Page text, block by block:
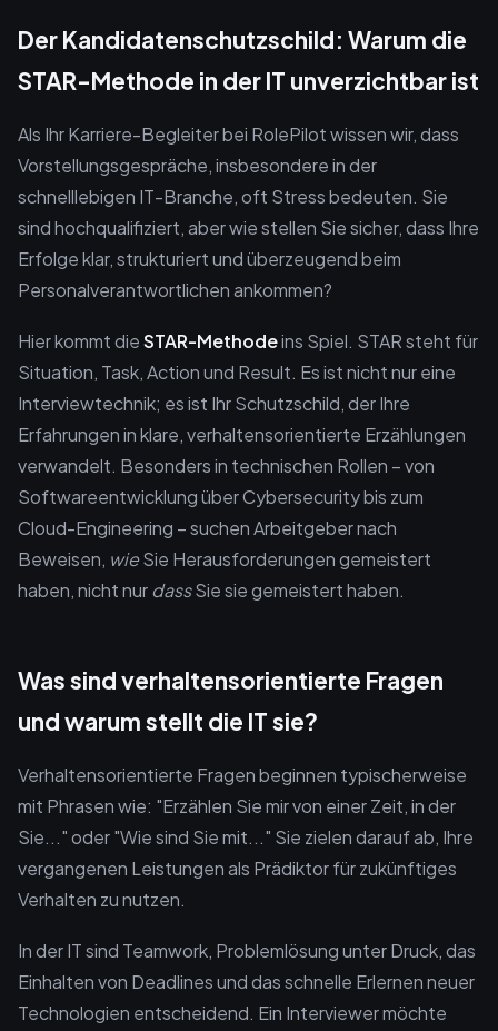
Der Kandidatenschutzschild: Warum die
STAR-Methode in der IT unverzichtbar ist
Als Ihr Karriere-Begleiter bei RolePilot wissen wir, dass
Vorstellungsgespräche, insbesondere in der
schnelllebigen IT-Branche, oft Stress bedeuten. Sie
sind hochqualifiziert, aber wie stellen Sie sicher, dass Ihre
Erfolge klar, strukturiert und überzeugend beim
Personalverantwortlichen ankommen?
Hier kommt dieSTAR-Methodeins Spiel. STAR steht für
Situation, Task, Action und Result. Es ist nicht nur eine
Interviewtechnik; es ist Ihr Schutzschild, der Ihre
Erfahrungen in klare, verhaltensorientierte Erzählungen
verwandelt. Besonders in technischen Rollen – von
Softwareentwicklung über Cybersecurity bis zum
Cloud-Engineering – suchen Arbeitgeber nach
Beweisen, wieSie Herausforderungen gemeistert
haben, nicht nurdassSie sie gemeistert haben.
Was sind verhaltensorientierte Fragen
und warum stellt die IT sie?
Verhaltensorientierte Fragen beginnen typischerweise
mit Phrasen wie: "Erzählen Sie mir von einer Zeit, in der
Sie..." oder "Wie sind Sie mit..." Sie zielen darauf ab, Ihre
vergangenen Leistungen als Prädiktor für zukünftiges
Verhalten zu nutzen.
In der IT sind Teamwork, Problemlösung unter Druck, das
Einhalten von Deadlines und das schnelle Erlernen neuer
Technologien entscheidend. Ein Interviewer möchte